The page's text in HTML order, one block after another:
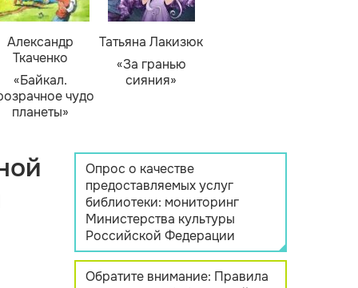
Александр
Ткаченко
«Байкал.
чудо
планеты»
Татьяна Лакизюк
«За гранью
сияния»
Опрос о качестве
предоставляемых услуг
библиотеки: мониторинг
Министерства культуры
Российской Федерации
Обратите внимание: Правила